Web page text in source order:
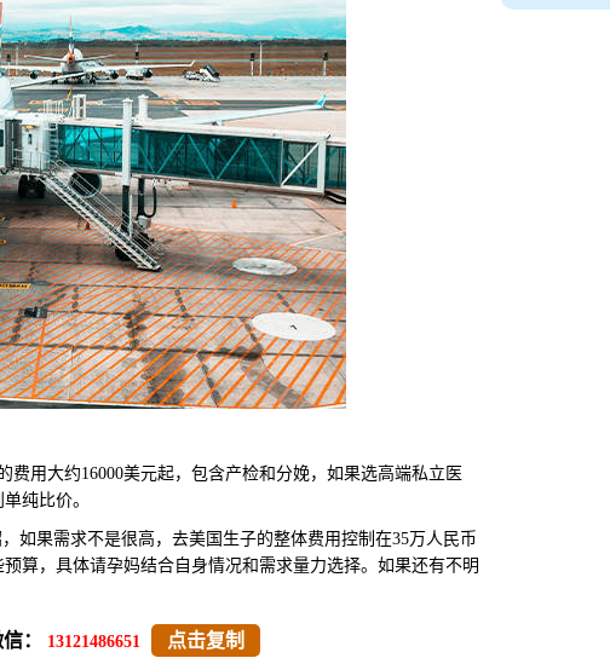
用大约16000美元起，包含产检和分娩，如果选高端私立医
纯比价。
如果需求不是很高，去美国生子的整体费用控制在35万人民币
算，具体请孕妈结合自身情况和需求量力选择。如果还有不明
： 13121486651 点击复制